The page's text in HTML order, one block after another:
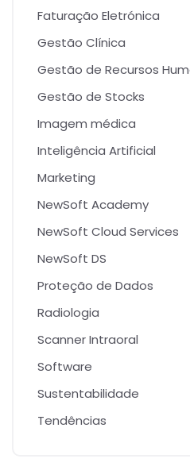
Faturação Eletrónica
Gestão Clínica
Gestão de Recursos
Gestão de Stocks
Imagem médica
Inteligência Artificial
Marketing
NewSoft Academy
NewSoft Cloud Services
NewSoft DS
Proteção de Dados
Radiologia
Scanner Intraoral
Software
Sustentabilidade
Tendências